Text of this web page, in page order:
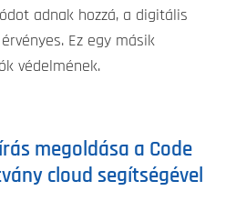
adnak hozzá, a digitális
Ez egy másik
védelmének.
megoldása a Code
cloud segítségével